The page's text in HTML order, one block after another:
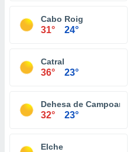
Cabo Roig
31° 24°
Catral
36° 23°
Dehesa de Campoamor
32° 23°
Elche